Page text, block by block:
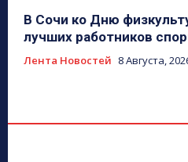
В Сочи ко Дню
лучших работников
Лента Новостей 8 Августа,